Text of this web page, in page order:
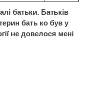
батьки. Батьків
бать ко був у
не довелося мені